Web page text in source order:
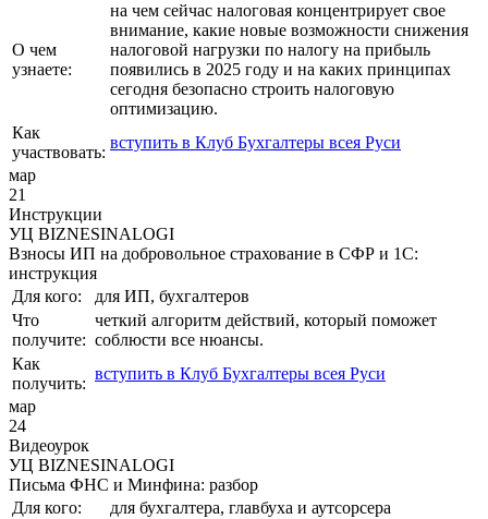
О чем
узнаете:
на чем сейчас налоговая концентрирует свое
внимание, какие новые возможности снижения
налоговой нагрузки по налогу на прибыль
появились в 2025 году и на каких принципах
сегодня безопасно строить налоговую
оптимизацию.
Как
участвовать:
вступить в Клуб Бухгалтеры всея Руси
мар
21
Инструкции
УЦ BIZNESINALOGI
Взносы ИП на добровольное страхование в СФР и 1С:
инструкция
Для кого:
для ИП, бухгалтеров
Что
получите:
четкий алгоритм действий, который поможет
соблюсти все нюансы.
Как
получить:
вступить в Клуб Бухгалтеры всея Руси
мар
24
Видеоурок
УЦ BIZNESINALOGI
Письма ФНС и Минфина: разбор
Для кого:
для бухгалтера, главбуха и аутсорсера